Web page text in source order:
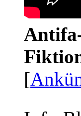
[